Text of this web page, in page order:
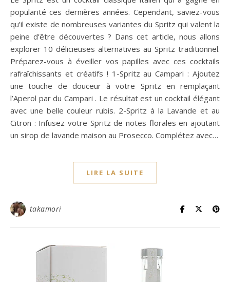
popularité ces dernières années. Cependant, saviez-vous
qu’il existe de nombreuses variantes du Spritz qui valent la
peine d’être découvertes ? Dans cet article, nous allons
explorer 10 délicieuses alternatives au Spritz traditionnel.
Préparez-vous à éveiller vos papilles avec ces cocktails
rafraîchissants et créatifs ! 1-Spritz au Campari : Ajoutez
une touche de douceur à votre Spritz en remplaçant
l’Aperol par du Campari . Le résultat est un cocktail élégant
avec une belle couleur rubis. 2-Spritz à la Lavande et au
Citron : Infusez votre Spritz de notes florales en ajoutant
un sirop de lavande maison au Prosecco. Complétez avec…
LIRE LA SUITE
takamori